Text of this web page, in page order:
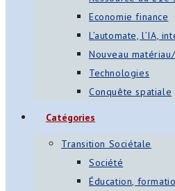
Economie finance
L’automate, l’IA,
Nouveau
Technologies
Conquête spatiale
Catégories
Transition Sociétale
Société
Éducation,